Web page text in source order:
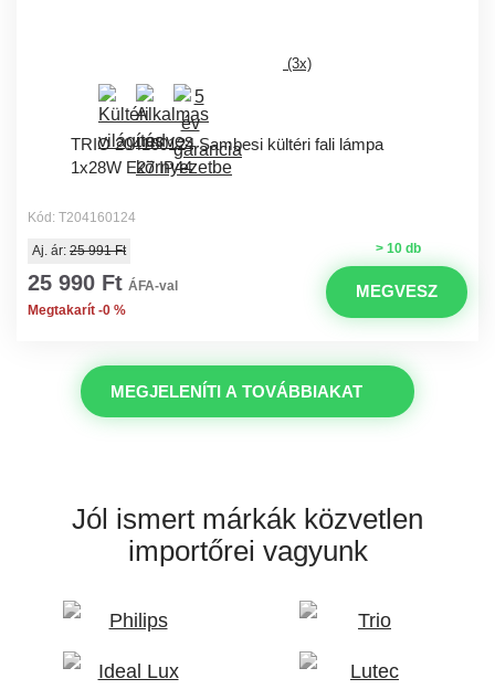
(3x)
TRIO 204160124 Sambesi kültéri fali lámpa
1x28W E27 IP44
Kód: T204160124
> 10 db
Aj. ár: 25 991 Ft
25 990 Ft ÁFA-val
Megtakarít -0 %
MEGVESZ
MEGJELENÍTI A TOVÁBBIAKAT
Jól ismert márkák közvetlen
importőrei vagyunk